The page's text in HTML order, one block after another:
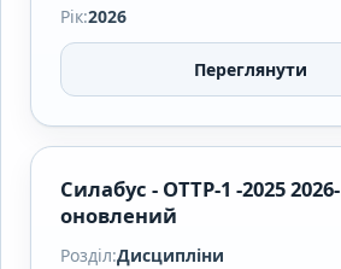
Рік:2026
Переглянути
Силабус - ОТТР-1 -2025 2026-
оновлений
Розділ:Дисципліни